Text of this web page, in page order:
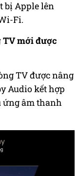
bị Apple lên
Fi.
TV mới được
TV được nâng
Audio kết hợp
ứng âm thanh